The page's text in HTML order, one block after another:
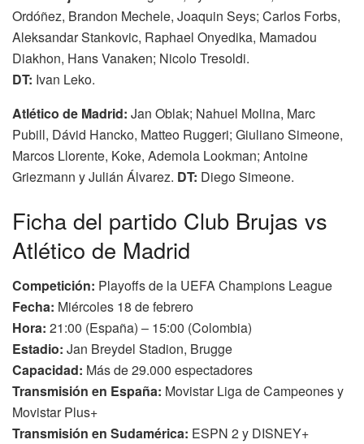
Ordóñez, Brandon Mechele, Joaquin Seys; Carlos Forbs,
Aleksandar Stankovic, Raphael Onyedika, Mamadou
Diakhon, Hans Vanaken; Nicolo Tresoldi.
DT: Ivan Leko.
Atlético de Madrid: Jan Oblak; Nahuel Molina, Marc
Pubill, Dávid Hancko, Matteo Ruggeri; Giuliano Simeone,
Marcos Llorente, Koke, Ademola Lookman; Antoine
Griezmann y Julián Álvarez. DT: Diego Simeone.
Ficha del partido Club Brujas vs
Atlético de Madrid
Competición: Playoffs de la UEFA Champions League
Fecha: Miércoles 18 de febrero
Hora: 21:00 (España) – 15:00 (Colombia)
Estadio: Jan Breydel Stadion, Brugge
Capacidad: Más de 29.000 espectadores
Transmisión en España: Movistar Liga de Campeones y
Movistar Plus+
Transmisión en Sudamérica: ESPN 2 y DISNEY+